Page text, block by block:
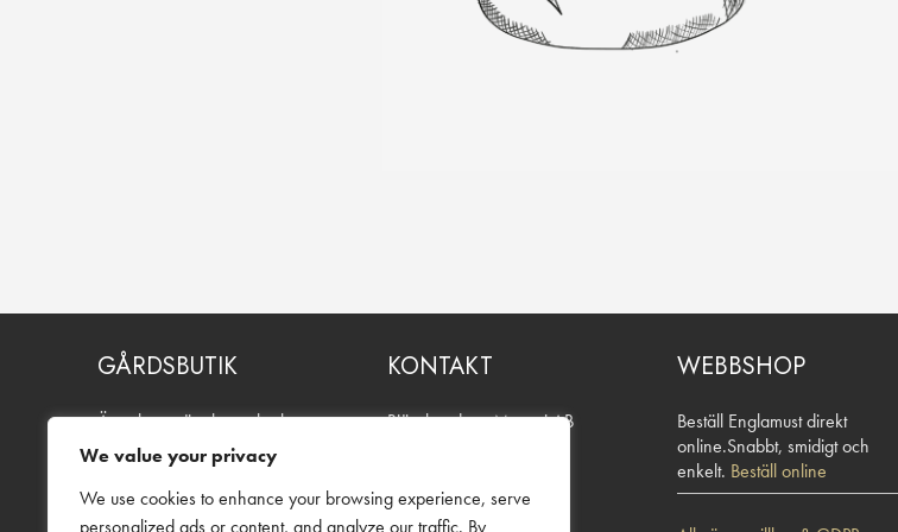
We value your privacy
We use cookies to enhance your browsing experience, serve
personalized ads or content, and analyze our traffic. By
GÅRDSBUTIK
Äppelmust, äpplen och glass.
Även blommor och buketter
under säsong. Öppet alla dagar
för självbetjäning.
KONTAKT
Bjärebygdens Musteri AB
Telefon:0706-18 37 34
WEBBSHOP
Beställ Englamust direkt
online.Snabbt, smidigt och
enkelt. Beställ online